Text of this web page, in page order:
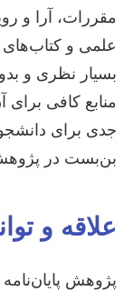
مقررات، آرا و
علمی و
بسیار نظری و
منابع کافی
جدی برای دانشجو
بن‌بست در
علاقه و
پژوهش